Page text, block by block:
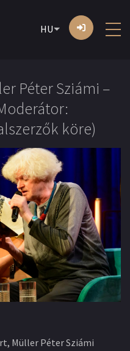
HU
Péter Sziámi –
köre)
Müller Péter Sziámi